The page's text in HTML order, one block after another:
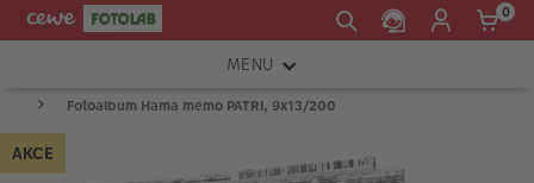
0
MENU
FOTOAPARÁTY
OBJEKTIVY
Fotoalbum Hama memo PATRI, 9x13/200
AKCE